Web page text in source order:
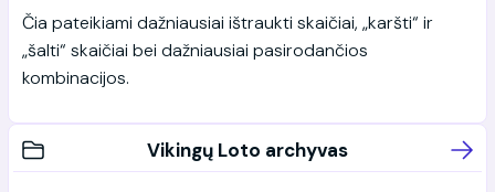
Čia pateikiami dažniausiai ištraukti skaičiai, „karšti“ ir
„šalti“ skaičiai bei dažniausiai pasirodančios
kombinacijos.
Vikingų Loto archyvas